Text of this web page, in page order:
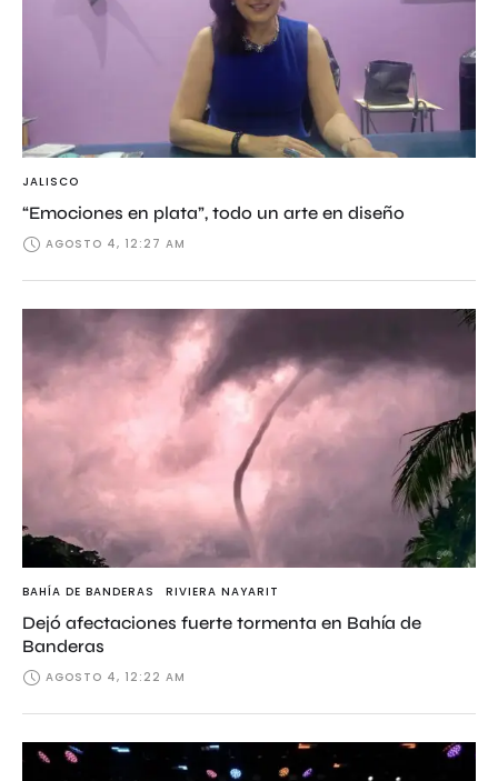
JALISCO
“Emociones en plata”, todo un arte en diseño
AGOSTO 4, 12:27 AM
BAHÍA DE BANDERAS RIVIERA NAYARIT
Dejó afectaciones fuerte tormenta en Bahía de
Banderas
AGOSTO 4, 12:22 AM